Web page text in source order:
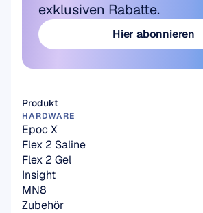
exklusiven Rabatte.
Hier abonnieren
Produkt
HARDWARE
Epoc X
Flex 2 Saline
Flex 2 Gel
Insight
MN8
Zubehör